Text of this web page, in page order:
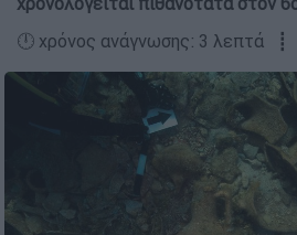
🕛 χρόνος ανάγνωσης: 3 λεπτά ┋